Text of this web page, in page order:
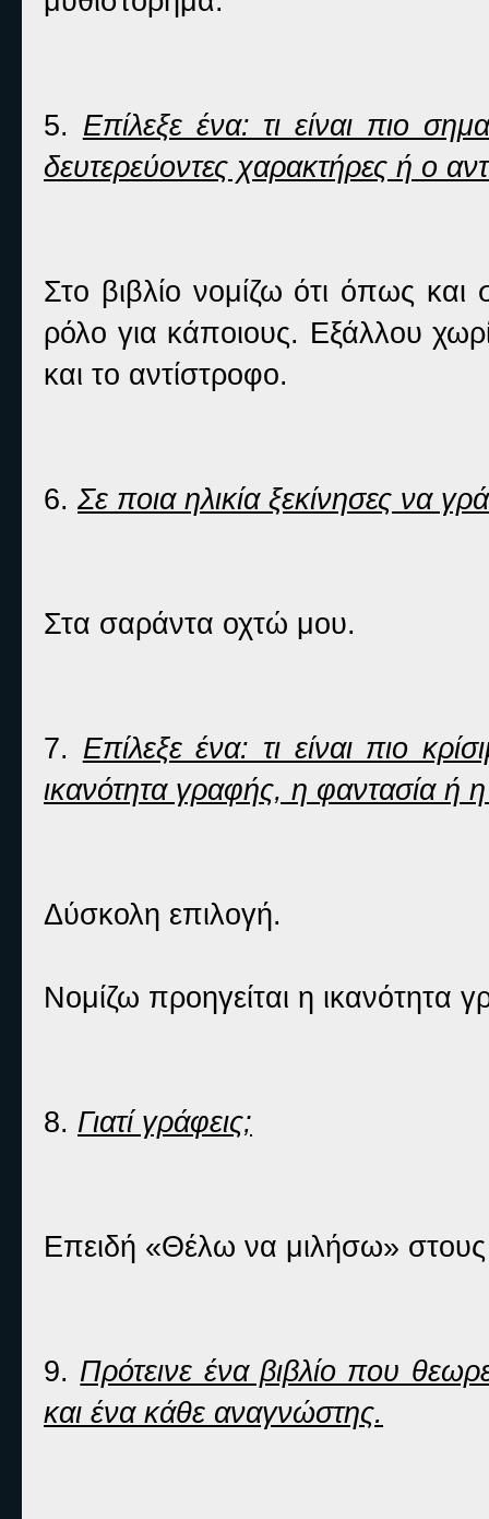
5. Επίλεξε ένα: τι είναι πιο
δευτερεύοντες χαρακτήρες ή ο
Στο βιβλίο νομίζω ότι όπως
ρόλο για κάποιους. Εξάλλου
και το αντίστροφο.
6. Σε ποια ηλικία ξεκίνησες να
Στα σαράντα οχτώ μου.
7. Επίλεξε ένα: τι είναι πιο
ικανότητα γραφής, η φαντασία ή
Δύσκολη επιλογή.
Νομίζω προηγείται η ικανότητα
8. Γιατί γράφεις;
Επειδή «Θέλω να μιλήσω»
9. Πρότεινε ένα βιβλίο που
και ένα κάθε αναγνώστης.